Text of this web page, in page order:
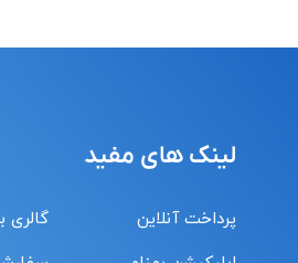
لینک های مفید
پرداخت آنلاین
گالری